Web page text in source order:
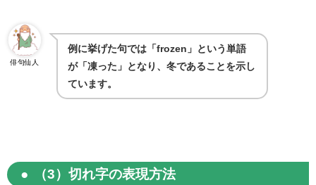
俳句仙人
例に挙げた句では「frozen 」という単語
が「凍った」となり、冬であることを示し
ています。
（3 ）切れ字の表現方法